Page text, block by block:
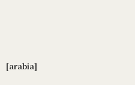
[arabia]